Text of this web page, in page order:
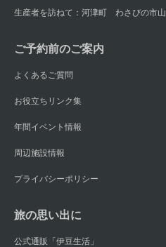
生産者を訪ねて：河津町 わさびの市山
ご予約前のご案内
よくあるご質問
お役立ちリンク集
年間イベント情報
周辺施設情報
プライバシーポリシー
旅の思い出に
公式通販「伊豆生活」